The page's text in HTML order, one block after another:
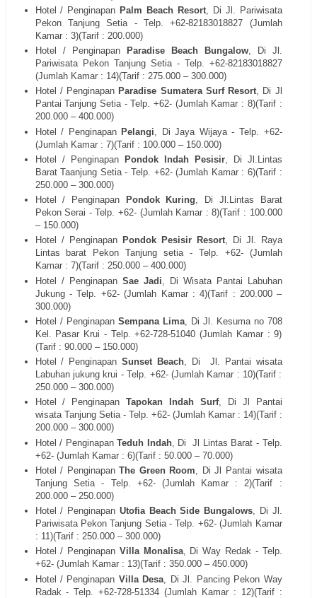
Hotel / Penginapan Palm Beach Resort, Di Jl. Pariwisata
Pekon Tanjung Setia - Telp. +62-82183018827 (Jumlah
Kamar : 3)(Tarif : 200.000)
Hotel / Penginapan
Paradise Beach Bungalow, Di Jl.
Pariwisata Pekon Tanjung Setia - Telp. +62-82183018827
(Jumlah Kamar : 14)(Tarif : 275.000 – 300.000)
Hotel / Penginapan Paradise Sumatera Surf Resort, Di Jl
Pantai Tanjung Setia - Telp. +62- (Jumlah Kamar : 8)(Tarif :
200.000 – 400.000)
Hotel / PenginapanPelangi , Di Jaya Wijaya - Telp. +62-
(Jumlah Kamar : 7)(Tarif : 100.000 – 150.000)
Hotel / Penginapan
Pondok Indah Pesisir, Di Jl.Lintas
Barat Taanjung Setia - Telp. +62- (Jumlah Kamar : 6)(Tarif :
250.000 – 300.000)
Hotel / Penginapan
Pondok Kuring, Di Jl.Lintas Barat
Pekon Serai - Telp. +62- (Jumlah Kamar : 8)(Tarif : 100.000
– 150.000)
Hotel / Penginapan Pondok Pesisir Resort, Di Jl. Raya
Lintas barat Pekon Tanjung setia - Telp. +62- (Jumlah
Kamar : 7)(Tarif : 250.000 – 400.000)
Hotel / Penginapan Sae Jadi , Di Wisata Pantai Labuhan
Jukung - Telp. +62- (Jumlah Kamar : 4)(Tarif : 200.000 –
300.000)
Hotel / Penginapan Sempana Lima, Di Jl. Kesuma no 708
Kel. Pasar Krui - Telp. +62-728-51040 (Jumlah Kamar : 9)
(Tarif : 90.000 – 150.000)
Hotel / PenginapanSunset Beach, Di Jl. Pantai wisata
Labuhan jukung krui - Telp. +62- (Jumlah Kamar : 10)(Tarif :
250.000 – 300.000)
Hotel / PenginapanTapokan Indah Surf, Di Jl Pantai
wisata Tanjung Setia - Telp. +62- (Jumlah Kamar : 14)(Tarif :
200.000 – 300.000)
Hotel / PenginapanTeduh Indah, Di Jl Lintas Barat - Telp.
+62- (Jumlah Kamar : 6)(Tarif : 50.000 – 70.000)
Hotel / PenginapanThe Green Room , Di Jl Pantai wisata
Tanjung Setia - Telp. +62- (Jumlah Kamar : 2)(Tarif :
200.000 – 250.000)
Hotel / Penginapan Utofia Beach Side Bungalows, Di Jl.
Pariwisata Pekon Tanjung Setia - Telp. +62- (Jumlah Kamar
: 11)(Tarif : 250.000 – 300.000)
Hotel / Penginapan Villa Monalisa, Di Way Redak - Telp.
+62- (Jumlah Kamar : 13)(Tarif : 350.000 – 450.000)
Hotel / Penginapan Villa Desa , Di Jl. Pancing Pekon Way
Radak - Telp. +62-728-51334 (Jumlah Kamar : 12)(Tarif :